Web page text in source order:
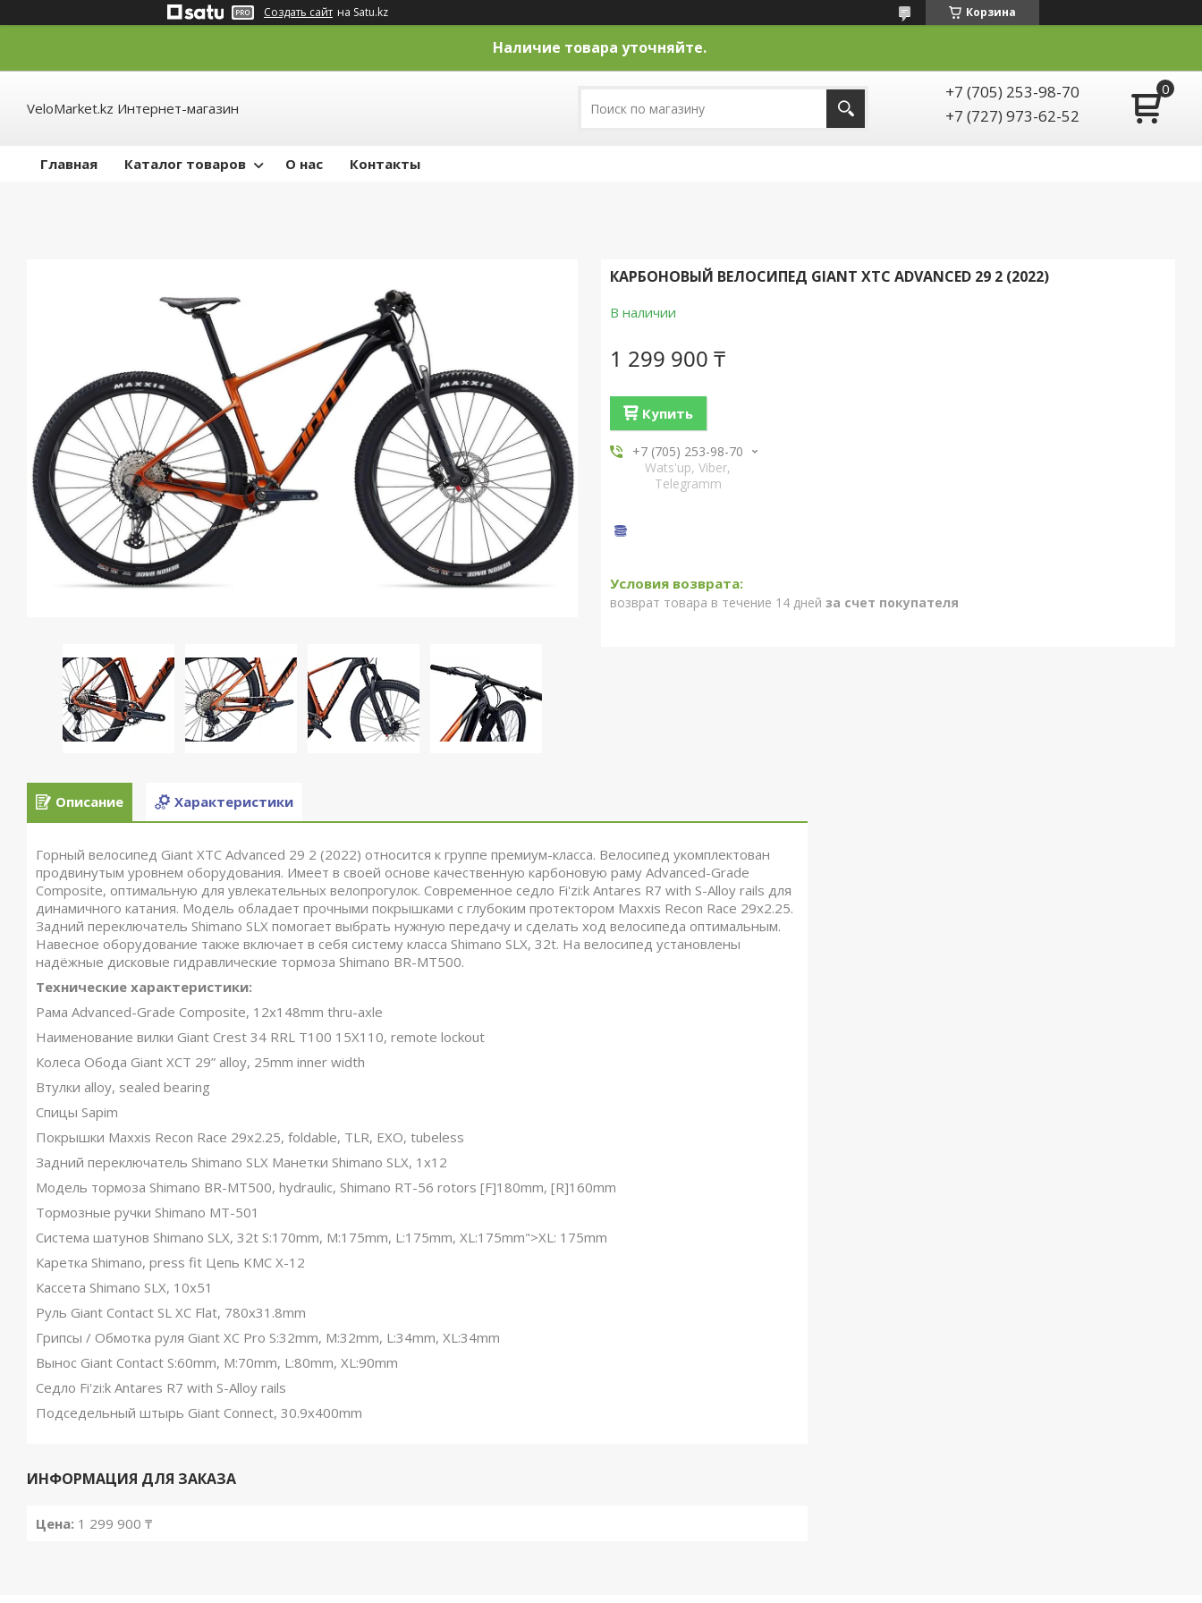
Создать сайт на Satu.kz Корзина
Наличие товара уточняйте.
VeloMarket.kz Интернет-магазин
+7 (705) 253-98-70
+7 (727) 973-62-52
Главная Каталог товаров О нас Контакты
КАРБОНОВЫЙ ВЕЛОСИПЕД GIANT XTC ADVANCED 29 2 (2022)
В наличии
1 299 900 ₸
Купить
+7 (705) 253-98-70
Wats'up, Viber,
Telegramm
возврат товара в течение 14 дней за счет покупателя
Описание Характеристики
Горный велосипед Giant XTC Advanced 29 2 (2022) относится к группе премиум-класса. Велосипед укомплектован
продвинутым уровнем оборудования. Имеет в своей основе качественную карбоновую раму Advanced-Grade
Composite, оптимальную для увлекательных велопрогулок. Современное седло Fi'zi:k Antares R7 with S-Alloy rails для
динамичного катания. Модель обладает прочными покрышками с глубоким протектором Maxxis Recon Race 29x2.25.
Задний переключатель Shimano SLX помогает выбрать нужную передачу и сделать ход велосипеда оптимальным.
Навесное оборудование также включает в себя систему класса Shimano SLX, 32t. На велосипед установлены
надёжные дисковые гидравлические тормоза Shimano BR-MT500.
Технические характеристики:
Рама Advanced-Grade Composite, 12x148mm thru-axle
Наименование вилки Giant Crest 34 RRL T100 15X110, remote lockout
Колеса Обода Giant XCT 29” alloy, 25mm inner width
Втулки alloy, sealed bearing
Спицы Sapim
Покрышки Maxxis Recon Race 29x2.25, foldable, TLR, EXO, tubeless
Задний переключатель Shimano SLX Манетки Shimano SLX, 1x12
Модель тормоза Shimano BR-MT500, hydraulic, Shimano RT-56 rotors [F]180mm, [R]160mm
Тормозные ручки Shimano MT-501
Система шатунов Shimano SLX, 32t S:170mm, M:175mm, L:175mm, XL:175mm">XL: 175mm
Каретка Shimano, press fit Цепь KMC X-12
Кассета Shimano SLX, 10x51
Руль Giant Contact SL XC Flat, 780x31.8mm
Грипсы / Обмотка руля Giant XC Pro S:32mm, M:32mm, L:34mm, XL:34mm
Вынос Giant Contact S:60mm, M:70mm, L:80mm, XL:90mm
Седло Fi'zi:k Antares R7 with S-Alloy rails
Подседельный штырь Giant Connect, 30.9x400mm
ИНФОРМАЦИЯ ДЛЯ ЗАКАЗА
Цена: 1 299 900 ₸